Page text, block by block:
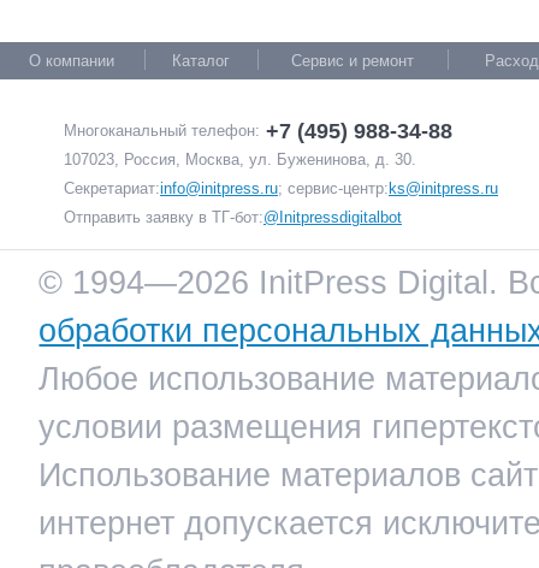
О компании Каталог Сервис и ремонт
Многоканальный телефон: +7 (495) 988-34-88
107023, Россия, Москва, ул. Буженинова, д. 30.
Секретариат:info@initpress.ru; сервис-центр: ks@initpress.ru
Отправить заявку в ТГ-бот:@Initpressdigitalbot
© 1994—2026 InitPress Digital.
обработки персональных
Любое использование
условии размещения
Использование материалов
интернет допускается